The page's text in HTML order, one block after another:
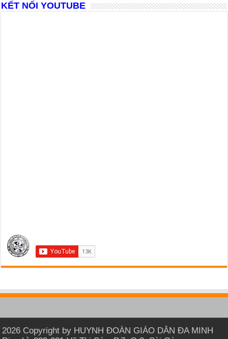
KẾT NỐI YOUTUBE
2026 Copyright by HUYNH ĐOÀN GIÁO DÂN ĐA MINH